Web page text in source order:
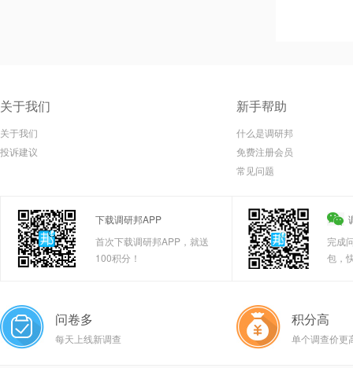
关于我们
关于我们
投诉建议
新手帮助
什么是调研邦
免费注册会员
常见问题
下载调研邦APP
首次下载调研邦APP，就送
100积分！
完成
包，
问卷多
每天上线新调查
积分高
单个调查价更